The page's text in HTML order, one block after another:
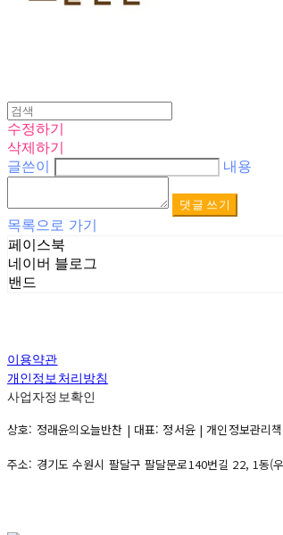
수정하기
삭제하기
글쓴이
내용
댓글 쓰기
목록으로 가기
페이스북
네이버 블로그
밴드
이용약관
개인정보처리방침
사업자정보확인
상호: 정래윤의오늘반찬 | 대표: 정서윤 | 개인정보관
주소: 경기도 수원시 팔달구 팔달문로140번길 22, 1동(